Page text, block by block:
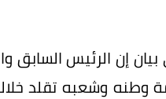
إن الرئيس السابق
وشعبه تقلد